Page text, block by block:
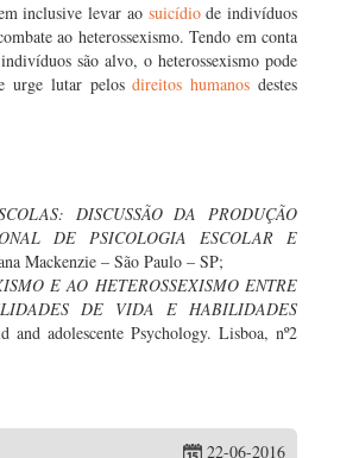
inclusive levar ao suicídiode indivíduos
ao heterossexismo. Tendo em conta
são alvo, o heterossexismo pode
urge lutar pelosdireitos humanos destes
DISCUSSÃO DA PRODUÇÃO
DE PSICOLOGIA ESCOLAR E
Mackenzie – São Paulo – SP;
E AO HETEROSSEXISMO ENTRE
DE VIDA E HABILIDADES
adolescente Psychology. Lisboa, nº2
22-06-2016